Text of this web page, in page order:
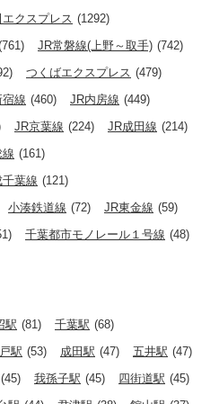
クスプレス (1292)
JR常磐線(上野～取手) (742)
つくばエクスプレス (479)
線 (460) JR内房線 (449)
JR京葉線 (224) JR成田線 (214)
(161)
葉線 (121)
小湊鉄道線 (72) JR東金線 (59)
千葉都市モノレール１号線 (48)
駅 (81) 千葉駅 (68)
駅 (53) 成田駅 (47) 五井駅 (47)
(45) 我孫子駅 (45) 四街道駅 (45)